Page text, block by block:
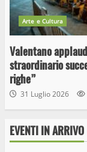
Arte e Cultura
Valentano
straordinario
righe”
31 Luglio 2026
EVENTI IN ARRIVO